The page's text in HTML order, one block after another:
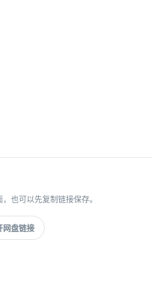
也可以先复制链接保存。
网盘链接